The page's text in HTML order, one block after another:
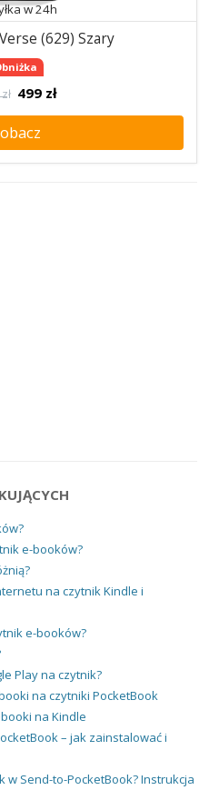
w 24h
(629) Szary
499 zł
e-booków?
na czytnik Kindle i
e-booków?
Play na czytnik?
na czytniki PocketBook
na Kindle
– jak zainstalować i
w Send-to-PocketBook? Instrukcja